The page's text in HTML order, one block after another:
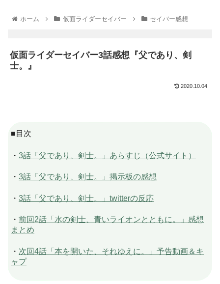
ホーム 仮面ライダーセイバー セイバー感想
仮面ライダーセイバー3話感想『父であり、剣
士。』
2020.10.04
■目次
・ 3話「父であり、剣士。」あらすじ（公式サイト）
・ 3話「父であり、剣士。」掲示板の感想
・ 3話「父であり、剣士。」twitterの反応
・ 前回2話「水の剣士、青いライオンとともに。」感想
まとめ
・ 次回4話「本を開いた、それゆえに。」予告動画＆キ
ャプ